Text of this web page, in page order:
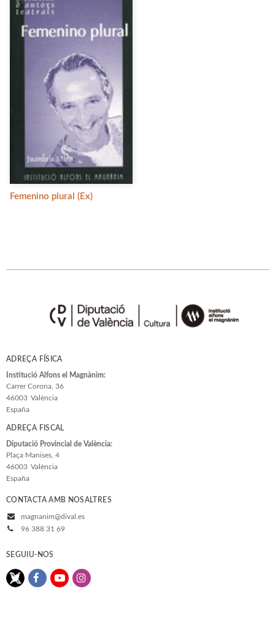
Femenino plural (Ex)
ADREÇA FÍSICA
Institució Alfons el Magnànim:
Carrer Corona, 36
46003 València
España
ADREÇA FISCAL
Diputació Provincial de València:
Plaça Manises, 4
46003 València
España
CONTACTA AMB NOSALTRES
magnanim@dival.es
96 388 31 69
SEGUIU-NOS